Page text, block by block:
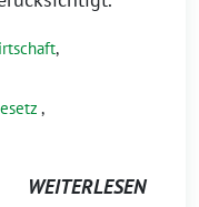
,
,
WEITERLESEN